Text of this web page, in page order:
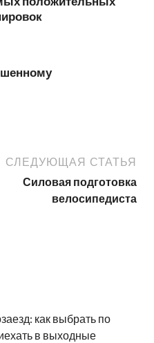
СЛЕДУЮЩАЯ СТАТЬЯ
Силовая подготовка
велосипедиста
как выбрать по
в выходные